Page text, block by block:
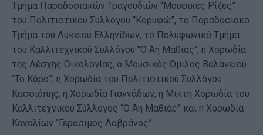
Τμήμα Παραδοσιακών Τραγουδιών “Μουσικές Ρίζες”
του Πολιτιστικού Συλλόγου “Κορυφώ”, το Παραδοσιακό
Τμήμα του Λυκείου Ελληνίδων, το Πολυφωνικό Τμήμα
του Καλλιτεχνικού Συλλόγου "Ο Άη Μαθιάς", η Χορωδία
της Λέσχης Οικολογίας, ο Μουσικός Όμιλος Βαλανειού
“Το Κόρο”, η Χορωδία του Πολιτιστικού Συλλόγου
Κασσιόπης, η Χορωδία Γιαννάδων, η Μικτή Χορωδία του
Καλλιτεχνικού Σύλλογος “Ο Άη Μαθιάς” και η Χορωδία
Καναλίων “Γεράσιμος Λαβράνος”.